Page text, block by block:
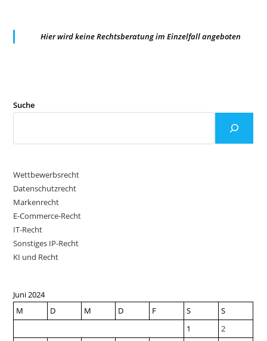
Hier wird keine Rechtsberatung im Einzelfall angeboten
Suche
Wettbewerbsrecht
Datenschutzrecht
Markenrecht
E-Commerce-Recht
IT-Recht
Sonstiges IP-Recht
KI und Recht
Juni 2024
M
D M D F S
S
1
2